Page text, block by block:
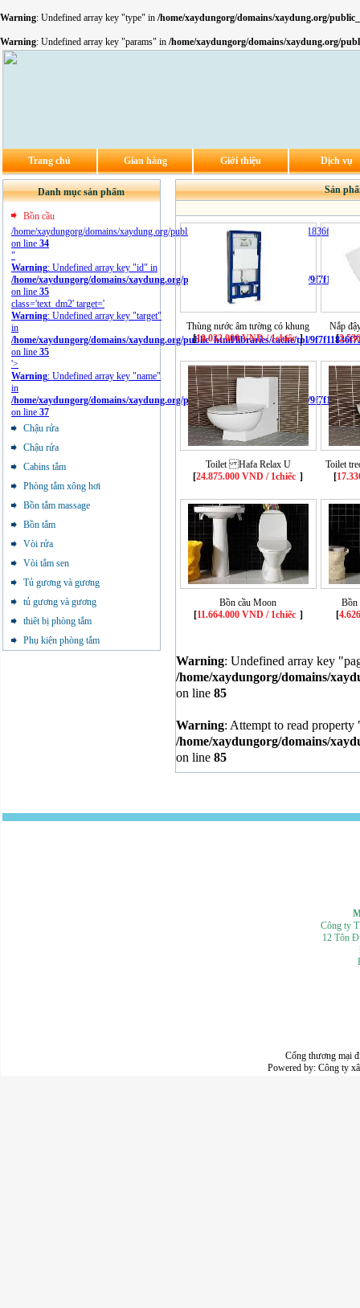
Warning: Undefined array key "type" in /home/xaydungorg/domains/xaydung.org/
Warning: Undefined array key "params" in /home/xaydungorg/domains/xaydung.org/
Trang chủ Gian hàng Giới thiệu Dịch vụ
Danh mục sản phẩm
Bồn cầu
/home/xaydungorg/domains/xaydung.org/public_html/libraries/cache/tpl/
on line 34
"
Warning: Undefined array key "id" in
/home/xaydungorg/domains/xaydung.org/public_html/libraries/cache/tpl/
on line 35
class='text_dm2' target='
Warning: Undefined array key "target"
in
/home/xaydungorg/domains/xaydung.org/public_html/libraries/cache/tpl/
on line 35
'>
Warning: Undefined array key "name"
in
/home/xaydungorg/domains/xaydung.org/public_html/libraries/cache/tpl/
on line 37
Chậu rửa
Chậu rửa
Cabins tắm
Phòng tắm xông hơi
Bồn tắm massage
Bồn tắm
Vòi rửa
Vòi tắm sen
Tủ gương và gương
tủ gương và gương
thiêt bị phòng tắm
Phụ kiện phòng tắm
Sản
Thùng nước âm tường có khung
[10.032.000 VND / 1chiếc ]
Nắp
[
Toilet Hafa Relax U
[24.875.000 VND / 1chiếc ]
Toilet
[
Bồn cầu Moon
[11.664.000 VND / 1chiếc ]
Bồn
[
Warning: Undefined array key
/home/xaydungorg/domains/
on line 85
Warning: Attempt to read
/home/xaydungorg/domains/
on line 85
Mọi
Công ty
12 Tôn
Cổng thương mại
Powered by: Công ty